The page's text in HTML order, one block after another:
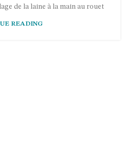
de la laine à la main au rouet
READING